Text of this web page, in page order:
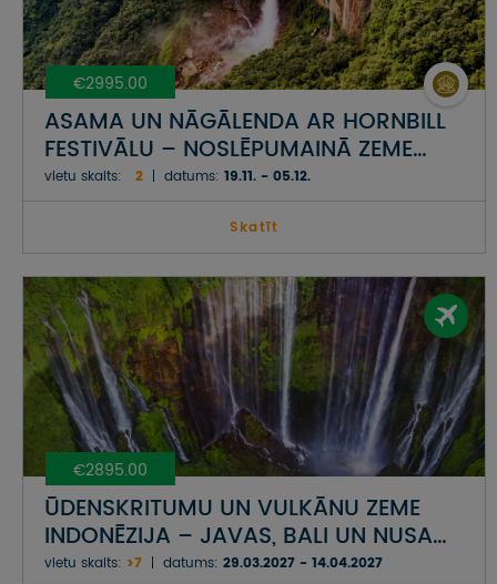
€2995.00
ASAMA UN NĀGĀLENDA AR HORNBILL
FESTIVĀLU – NOSLĒPUMAINĀ ZEME
STARP TIBETU, BUTĀNU, BIRMU UN
BANGLADEŠU
vietu skaits: 2 datums: 19.11. - 05.12.
Skatīt
€2895.00
ŪDENSKRITUMU UN VULKĀNU ZEME
INDONĒZIJA – JAVAS, BALI UN NUSA
PENIDAS SALAS
vietu skaits: >7 datums: 29.03.2027 - 14.04.2027